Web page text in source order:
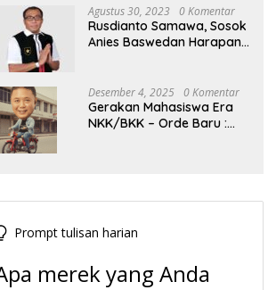
Agraria
Agustus 30, 2023 0 Komentar
Rusdianto Samawa, Sosok
Anies Baswedan Harapan
Desember 4, 2025 0 Komentar
Gerakan Mahasiswa Era
NKK/BKK – Orde Baru :
Prompt tulisan harian
merek yang Anda